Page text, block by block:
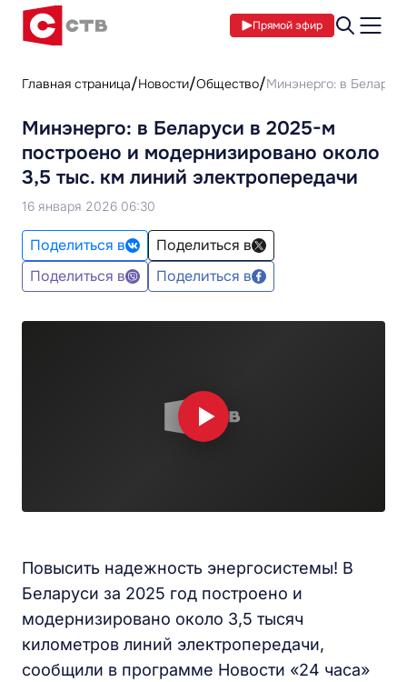
Прямой эфир
Главная страница Новости Общество Минэнерго: в
Минэнерго: в Беларуси в 2025-м
построено и модернизировано около
3,5 тыс. км линий электропередачи
16 января 2026 06:30
Поделиться в
Поделиться в
Поделиться в
Поделиться в
Повысить надежность энергосистемы! В
Беларуси за 2025 год построено и
модернизировано около 3,5 тысяч
километров линий электропередачи,
сообщили в программе Новости «24 часа»